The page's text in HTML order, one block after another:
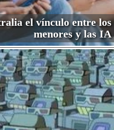
el vínculo entre los
menores y las IA